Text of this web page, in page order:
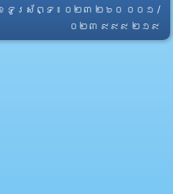
ខទូរស័ព្ទ ៖ ០២៣ ២៦០ ០០១ /
០២៣ ៩៩៩ ២១៩